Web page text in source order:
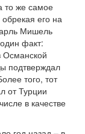
то же самое
его на
Мишель
факт:
Османской
подтверждал
того, тот
от Турции
в качестве